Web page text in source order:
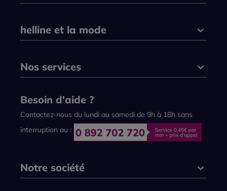
helline et la mode
Nos services
Besoin d'aide ?
Contactez-nous du lundi au samedi de 9h à 18h sans
interruption au :
Notre société